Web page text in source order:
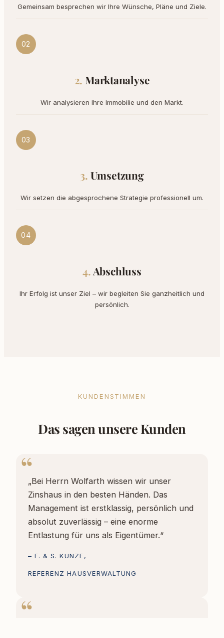
Gemeinsam besprechen wir Ihre Wünsche, Pläne und Ziele.
02
Marktanalyse
Wir analysieren Ihre Immobilie und den Markt.
03
Umsetzung
Wir setzen die abgesprochene Strategie professionell um.
04
Abschluss
Ihr Erfolg ist unser Ziel – wir begleiten Sie ganzheitlich und
persönlich.
KUNDENSTIMMEN
Das sagen unsere Kunden
„Bei Herrn Wolfarth wissen wir unser
Zinshaus in den besten Händen. Das
Management ist erstklassig, persönlich und
absolut zuverlässig – eine enorme
Entlastung für uns als Eigentümer.“
– F. & S. KUNZE,
REFERENZ HAUSVERWALTUNG